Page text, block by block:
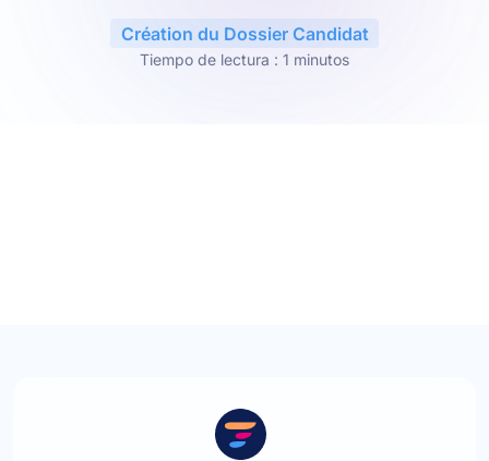
Création du Dossier Candidat
Tiempo de lectura : 1 minutos